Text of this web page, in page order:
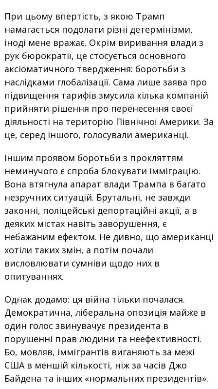
При цьому впертість, з якою Трамп
намагається подолати різні детермінізми,
іноді мене вражає. Окрім виривання влади з
рук бюрократії, це стосується основного
аксіоматичного твердження: боротьби з
наслідками глобалізації. Сама лише заява про
підвищення тарифів змусила кілька компаній
прийняти рішення про перенесення своєї
діяльності на територію Північної Америки. За
це, серед іншого, голосували американці.
Іншим проявом боротьби з прокляттям
неминучого є спроба блокувати імміграцію.
Вона втягнула апарат влади Трампа в багато
незручних ситуацій. Брутальні, не завжди
законні, поліцейські депортаційні акції, а в
деяких містах навіть заворушення, є
небажаним ефектом. Не дивно, що американці
хотіли таких змін, а потім почали
висловлювати сумніви щодо них в
опитуваннях.
Однак додамо: ця війна тільки почалася.
Демократична, ліберальна опозиція майже в
один голос звинувачує президента в
порушенні прав людини та неефективності.
Бо, мовляв, іммігрантів виганяють за межі
США в меншій кількості, ніж за часів Джо
Байдена та інших «нормальних президентів».